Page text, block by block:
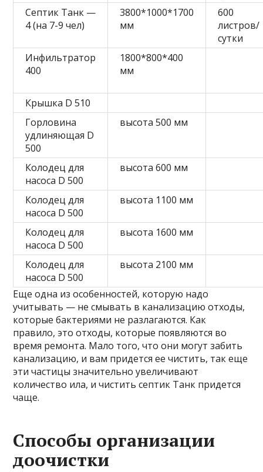
Септик Танк —
4 (на 7-9 чел)
3800*1000*1700
мм
600
листров/
сутки
Инфильтратор
400
1800*800*400
мм
Крышка D 510
Горловина
удлиняющая D
500
высота 500 мм
Колодец для
насоса D 500
высота 600 мм
Колодец для
насоса D 500
высота 1100 мм
Колодец для
насоса D 500
высота 1600 мм
Колодец для
насоса D 500
высота 2100 мм
Еще одна из особенностей, которую надо
учитывать — не смывать в канализацию отходы,
которые бактериями не разлагаются. Как
правило, это отходы, которые появляются во
время ремонта. Мало того, что они могут забить
канализацию, и вам придется ее чистить, так еще
эти частицы значительно увеличивают
количество ила, и чистить септик Танк придется
чаще.
Способы организации
доочистки